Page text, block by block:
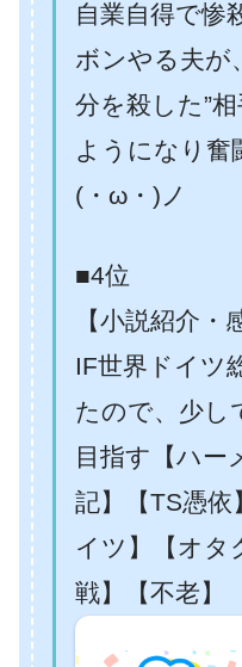
自業自得で惨
ボンやる夫が
分を殺した”
ようになり奮
(・ω・)ノ
■4位
【小説紹介・
IF世界ドイツ
たので、少し
目指す【ハー
記】【TS憑依
イツ】【オタ
戦】【不老】